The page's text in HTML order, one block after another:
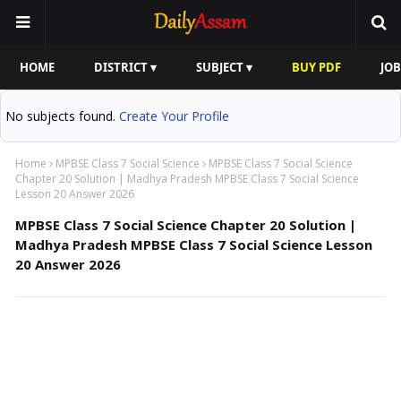
HOME DISTRICT ▾ SUBJECT ▾ BUY PDF
No subjects found. Create Your Profile
Home MPBSE Class 7 Social Science
MPBSE Class 7 Social Science
Chapter 20 Solution | Madhya Pradesh MPBSE Class 7 Social Science
Lesson 20 Answer 2026
MPBSE Class 7 Social Science Chapter 20 Solution |
Madhya Pradesh MPBSE Class 7 Social Science Lesson
20 Answer 2026